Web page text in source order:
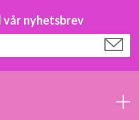
vår nyhetsbrev